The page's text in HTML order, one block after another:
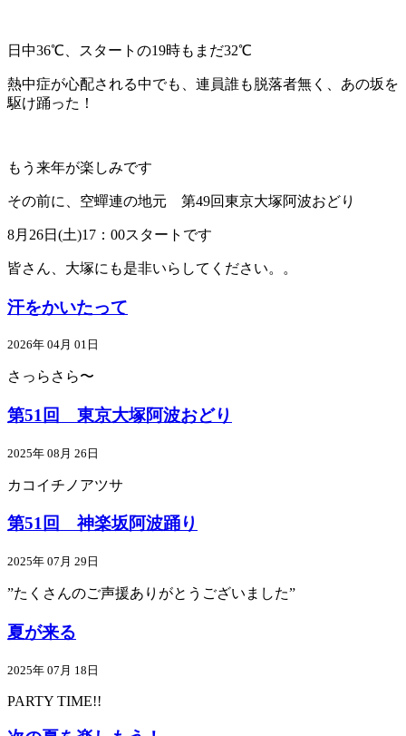
日中36℃、スタートの19時もまだ32℃
熱中症が心配される中でも、連員誰も脱落者無く、あの坂を
駆け踊った！
もう来年が楽しみです
その前に、空蟬連の地元 第49回東京大塚阿波おどり
8月26日(土)17：00スタートです
皆さん、大塚にも是非いらしてください。。
汗をかいたって
2026年 04月 01日
さっらさら〜
第51回 東京大塚阿波おどり
2025年 08月 26日
カコイチノアツサ
第51回 神楽坂阿波踊り
2025年 07月 29日
”たくさんのご声援ありがとうございました”
夏が来る
2025年 07月 18日
PARTY TIME!!